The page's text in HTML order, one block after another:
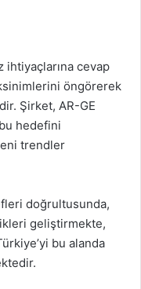
ihtiyaçlarına cevap
öngörerek
Şirket, AR-GE
bu hedefini
trendler
doğrultusunda,
geliştirmekte,
bu alanda